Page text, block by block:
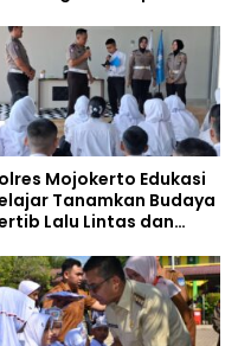
Internasional
Mojokerto Edukasi
Tanamkan Budaya
Lalu Lintas dan